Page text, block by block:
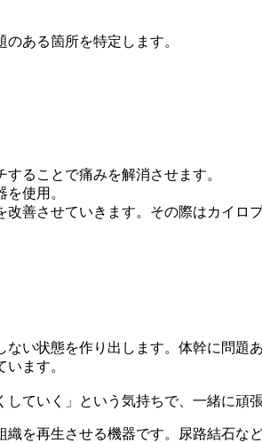
ある箇所を特定します。
ることで痛みを解消させます。
使用。
善させていきます。その際はカイロ
い状態を作り出します。体幹に問題
ます。
ていく」という気持ちで、一緒に頑
を再生させる機器です。尿路結石な